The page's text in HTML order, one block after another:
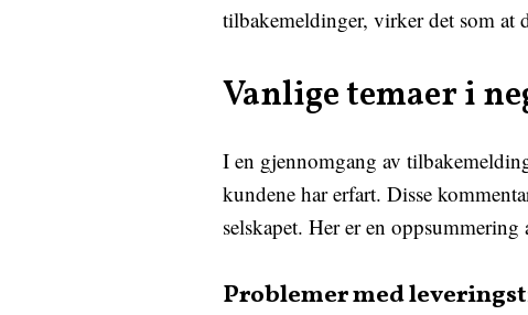
tilbakemeldinger, virker det som at
Vanlige temaer i
I en gjennomgang av
kundene har erfart. Disse
selskapet. Her er en
Problemer med